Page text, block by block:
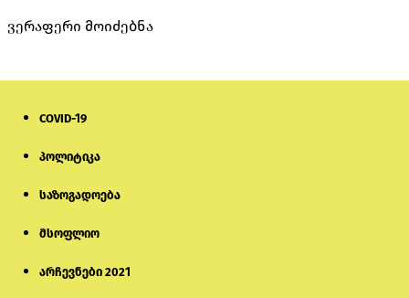
ვერაფერი მოიძებნა
COVID-19
პოლიტიკა
საზოგადოება
მსოფლიო
არჩევნები 2021